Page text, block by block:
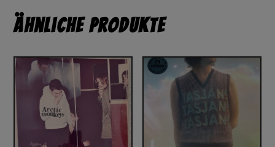
Ähnliche Produkte